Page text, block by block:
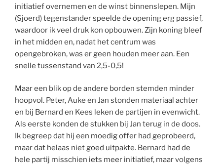
initiatief overnemen en de winst binnenslepen. Mijn
(Sjoerd) tegenstander speelde de opening erg passief,
waardoor ik veel druk kon opbouwen. Zijn koning bleef
in het midden en, nadat het centrum was
opengebroken, was er geen houden meer aan. Een
snelle tussenstand van 2,5-0,5!
Maar een blik op de andere borden stemden minder
hoopvol. Peter, Auke en Jan stonden materiaal achter
en bij Bernard en Kees leken de partijen in evenwicht.
Als eerste konden de stukken bij Jan terug in de doos.
Ik begreep dat hij een moedig offer had geprobeerd,
maar dat helaas niet goed uitpakte. Bernard had de
hele partij misschien iets meer initiatief, maar volgens